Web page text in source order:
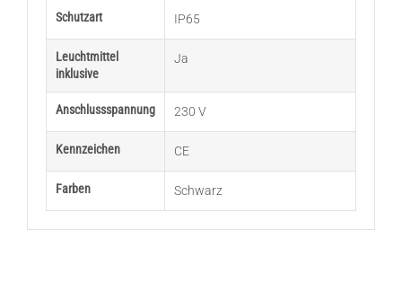
Schutzart IP65
Leuchtmittel
inklusive
Ja
Anschlussspannung 230 V
Kennzeichen CE
Farben Schwarz